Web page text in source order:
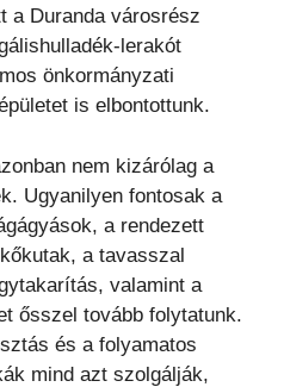
a Duranda városrész
lerakót
önkormányzati
is elbontottunk.
nem kizárólag a
Ugyanilyen fontosak a
a rendezett
a tavasszal
valamint a
ősszel tovább folytatunk.
és a folyamatos
mind azt szolgálják,